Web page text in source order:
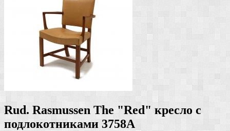
Rud. Rasmussen The "Red" кресло с
подлокотниками 3758A